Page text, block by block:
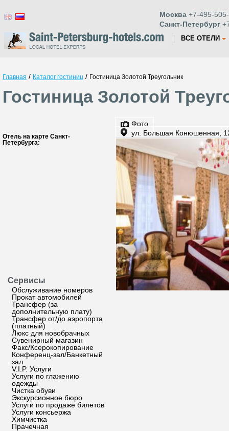
Москва +7-495-
Санкт-Петербург
ВСЕ ОТЕЛИ
Главная / Каталог гостиниц / Гостиница Золотой Треугольник
Гостиница Золотой
Отель на карте Санкт-
Петербурга:
Сервисы
Обслуживание номеров
Прокат автомобилей
Трансфер (за
дополнительную плату)
Трансфер от/до аэропорта
(платный)
Люкс для новобрачных
Сувенирный магазин
Факс/Ксерокопирование
Конференц-зал/Банкетный
зал
V.I.P. Услуги
Услуги по глажению
одежды
Чистка обуви
Экскурсионное бюро
Услуги по продаже билетов
Услуги консьержа
Химчистка
Прачечная
Фото
ул. Большая Конюшенная,